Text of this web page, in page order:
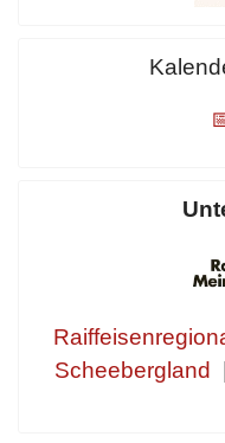
Scheebergland